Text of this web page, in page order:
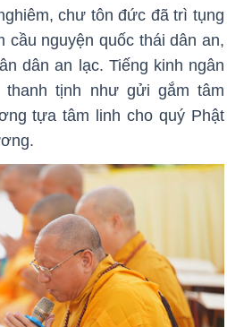
chư tôn đức đã trì tụng
cầu nguyện quốc thái dân an,
dân an lạc. Tiếng kinh ngân
thanh tịnh như gửi gắm tâm
tựa tâm linh cho quý Phật